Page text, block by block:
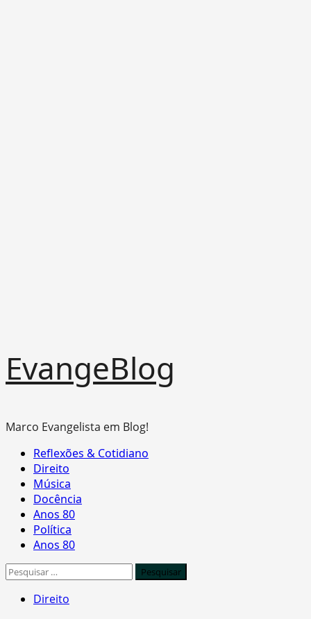
to
content
EvangeBlog
Marco Evangelista em Blog!
Primary
Menu
Reflexões & Cotidiano
Direito
Música
Docência
Anos 80
Política
Anos 80
Pesquisar
Direito